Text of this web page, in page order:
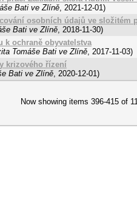
Bati ve Zlíně, 2021-12-01)
osobních údajů ve složitém
Bati ve Zlíně, 2018-11-30)
k ochraně obyvatelstva
Tomáše Bati ve Zlíně, 2017-11-03)
krizového řízení
Bati ve Zlíně, 2020-12-01)
Now showing items 396-415 of